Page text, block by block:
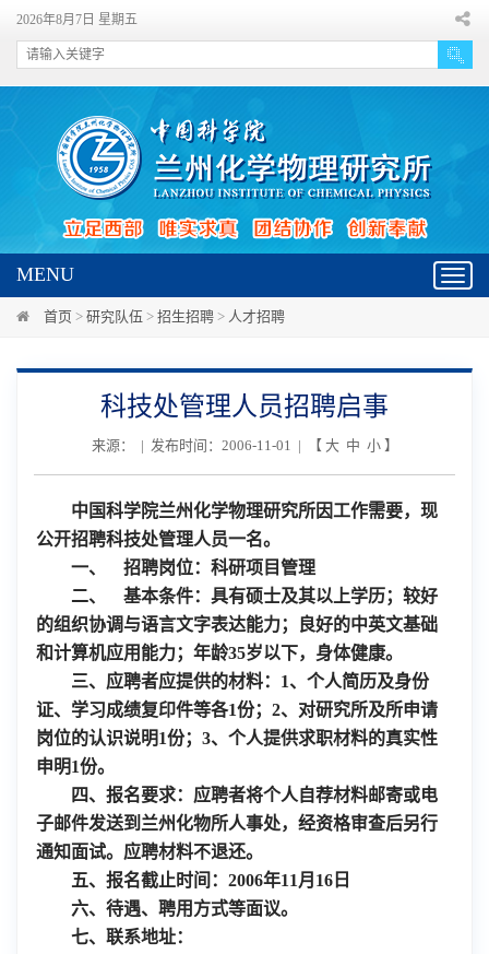
2026年8月7日 星期五
MENU
首页 > 研究队伍 > 招生招聘 > 人才招聘
科技处管理人员招聘启事
来源： | 发布时间：2006-11-01 | 【 大 中 小】
中国科学院兰州化学物理研究所因工作需要，现
公开招聘科技处管理人员一名。
一、 招聘岗位：科研项目管理
二、 基本条件：具有硕士及其以上学历；较好
的组织协调与语言文字表达能力；
良好的中英文基础
和计算机应用能力；年龄35岁以下，身体健康。
三、应聘者应提供的材料： 1、个人简历及身份
证、学习成绩复印件等各1份； 2、对研究所及所申请
岗位的认识说明1份； 3、个人提供求职材料的真实性
申明1份。
四、报名要求：应聘者将个人自荐材料邮寄或电
子邮件发送到兰州化物所人事处，经资格审查后另行
通知面试。应聘材料不退还。
五、报名截止时间：2006年11月16日
六、待遇、聘用方式等面议。
七、联系地址：